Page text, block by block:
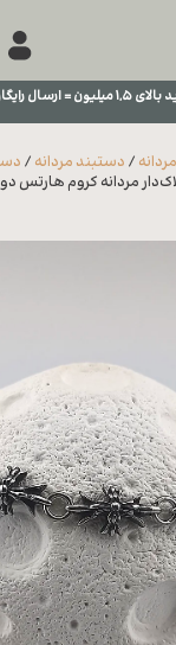
۱,۵ میلیون = ارسال رایگان!
/ دستبند مردانه /
مردانه کروم هارتس